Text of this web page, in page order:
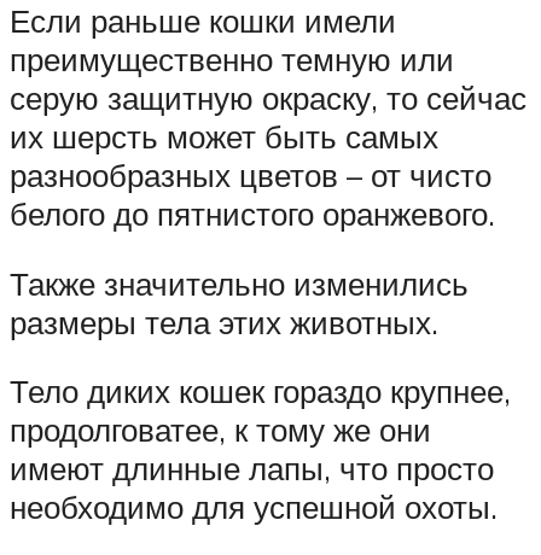
Если раньше кошки имели
преимущественно темную или
серую защитную окраску, то сейчас
их шерсть может быть самых
разнообразных цветов – от чисто
белого до пятнистого оранжевого.
Также значительно изменились
размеры тела этих животных.
Тело диких кошек гораздо крупнее,
продолговатее, к тому же они
имеют длинные лапы, что просто
необходимо для успешной охоты.